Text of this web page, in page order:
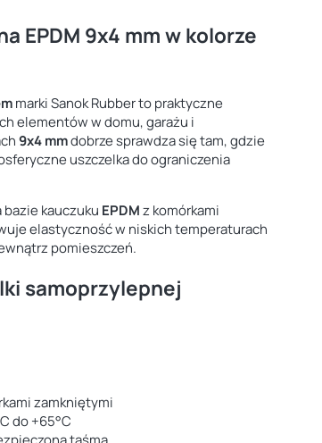
EPDM 9x4 mm w kolorze
marki Sanok Rubber to praktyczne
elementów w domu, garażu i
9x4 mmdobrze sprawdza się tam, gdzie
uszczelka do ograniczenia
kauczuku EPDMz komórkami
elastyczność w niskich temperaturach
pomieszczeń.
samoprzylepnej
zamkniętymi
do +65°C